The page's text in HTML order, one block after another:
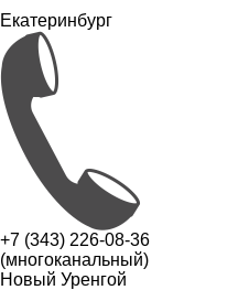
Екатеринбург
+7 (343) 226-08-36
(многоканальный)
Новый Уренгой